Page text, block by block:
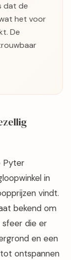
dat de
het voor
De
Pyter
in
vindt.
bekend om
sfeer die er
en een
ontspannen